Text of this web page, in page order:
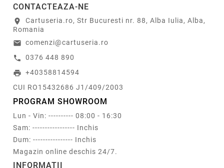
CONTACTEAZA-NE
location_on
Cartuseria.ro, Str Bucuresti nr. 88, Alba Iulia, Alba,
Romania
email comenzi@cartuseria.ro
call 0376 448 890
print +40358814594
CUI RO15432686 J1/409/2003
PROGRAM SHOWROOM
Lun - Vin: ---------- 08:00 - 16:30
Sam: ----------------- Inchis
Dum: ---------------- Inchis
Magazin online deschis 24/7.
INFORMATII